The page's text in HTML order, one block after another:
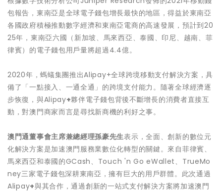
包報告，東南亞是全球電子錢包增長最快的地區，得益於東南亞
各國政府積極推動數字經濟和東南亞電商的高速發展，預計到20
25年，東南亞六國（新加坡、馬來西亞、泰國、印尼、越南、菲
律賓）的電子錢包用戶量將超過4.4億。
2020年，螞蟻集團推出Alipay+全球跨境移動支付解決方案，具
備了「一點接入、一通全通」的跨境支付能力。隨著全球經濟逐
步恢復，與Alipay+夥伴電子錢包背後不斷增長的消費者直接互
動，對澳門商家而言是尋找新商機的利好之事。
澳門通董事會主席兼總經理孫豪先生表示，全面、創新的數位元
化解決方案是加速澳門服務業數位化轉型的關鍵。來自菲律賓、
馬來西亞和泰國的GCash、Touch 'n Go eWallet、TrueMo
ney三家電子錢包深耕東南亞，擁有巨大的用戶群體。此次通過
Alipay+與其合作，通過創新的一站式支付解決方案將加速澳門